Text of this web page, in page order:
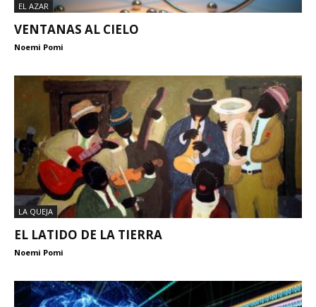
EL AZAR
VENTANAS AL CIELO
Noemi Pomi
LA QUEJA
EL LATIDO DE LA TIERRA
Noemi Pomi